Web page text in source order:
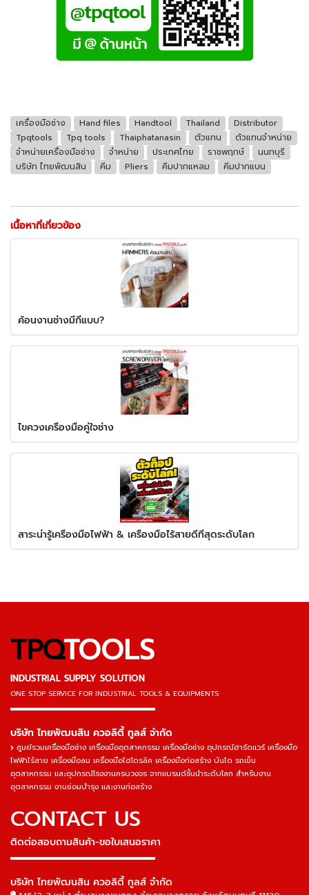
เครื่องมือช่าง Hand files Handtool Thailand
Distributor
Tpqtools
Tpq tools Thaiphatanasin ตัวแทน
ตัวแทนจำหน่าย
จำหน่ายเครื่องมือช่าง
จำหน่าย ประเทศไทย ราชพฤกษ์
นนทบุรี
บริษัท ไทยพัฒนสิน
คีม Pliers คีมปากแหลม คีมปากแบน
เนื้อหาที่เกี่ยวข้อง
ค้อนงานช่างมีกี่แบบ?
ไขควงเครื่องมือคู่ใจช่าง
สาระน่ารู้เครื่องมือไฟฟ้า & เครื่องมือไร้สายดีที่สุดระดับโลก
TPQTOOLS
INDUSTRIAL SUPPLY SOLUTION
ONE STOP SERVICE FOR INDUSTRIAL TOOLS & EQUIPMENTS
▬▬▬▬▬▬▬▬▬▬▬▬▬▬▬
บริษัท ไทยพัฒนสิน ควอลิตี้ ทูลส์ จำกัด
ศูนย์รวมเครื่องมือช่าง เครื่องมืออุตสาหกรรม เครื่องมือช่าง อุปกรณ์ฮาร์ดแวร์ เครื่องมือ
ไฟฟ้าไร้สาย เครื่องมือลม เครื่องมือไฮโดรลิค เครื่องมือก่อสร้าง บันได รถเข็น
อุตสาหกรรม และอุปกรณ์โรงงานครบวงจร จากแบรนด์ชั้นนำระดับโลก สำหรับงาน
อุตสาหกรรม งานซ่อมบำรุง และงานก่อสร้าง
CONTACT US
ติดต่อสอบถามสินค้า-ขอใบเสนอราคา
▬▬▬▬▬▬▬▬▬▬▬▬▬▬▬
บริษัท ไทยพัฒนสิน ควอลิตี้ ทูลส์ จำกัด